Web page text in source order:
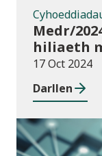
Medr/
hiliaeth
17 Oct 2024
Darllen